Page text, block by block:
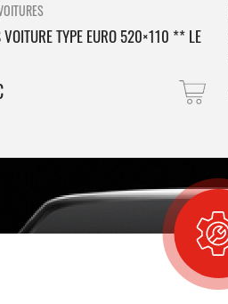
VOITURE TYPE EURO 520×110 ** LE